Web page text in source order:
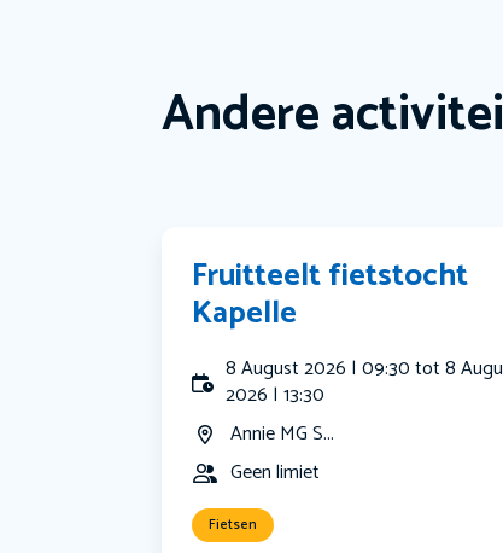
Andere
Fruitteelt fietstocht
Kapelle
8 August 2026 | 09:30 tot 8
2026 | 13:30
Annie MG S...
Geen limiet
Fietsen